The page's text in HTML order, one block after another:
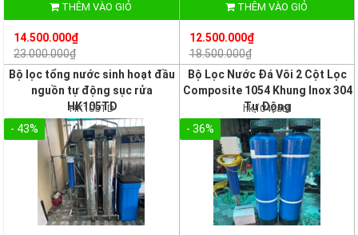
THÊM VÀO GIỎ
14.500.000₫
23.000.000₫
THÊM VÀO GIỎ
12.500.000₫
18.500.000₫
Bộ lọc tổng nước sinh hoạt đầu
nguồn tự động sục rửa
HK105TD
HK105TD
- 43%
Bộ Lọc Nước Đá Vôi 2 Cột Lọc
Composite 1054 Khung Inox 304
Tự Động
hk104catd
- 36%